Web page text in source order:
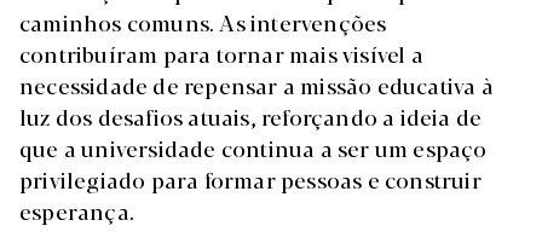
caminhos comuns. As intervenções
contribuíram para tornar mais visível a
necessidade de repensar a missão educativa à
luz dos desafios atuais, reforçando a ideia de
que a universidade continua a ser um espaço
privilegiado para formar pessoas e construir
esperança.